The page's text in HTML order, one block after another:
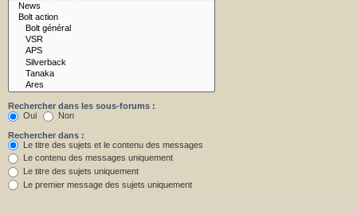
Rechercher dans les sous-forums :
Oui
Non
Rechercher dans :
Le titre des sujets et le contenu des messages
Le contenu des messages uniquement
Le titre des sujets uniquement
Le premier message des sujets uniquement